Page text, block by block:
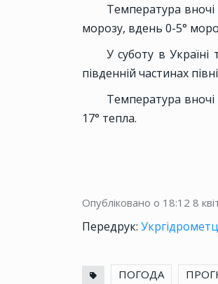
Температура вночі
морозу, вдень 0-5°
У суботу в Україні
південній частинах
Температура вночі
17° тепла.
Опубліковано о 18:12 8
Передрук:
ПОГОДА